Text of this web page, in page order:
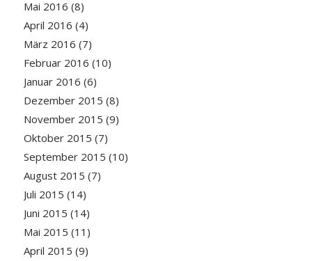
Mai 2016 (8)
April 2016 (4)
März 2016 (7)
Februar 2016 (10)
Januar 2016 (6)
Dezember 2015 (8)
November 2015 (9)
Oktober 2015 (7)
September 2015 (10)
August 2015 (7)
Juli 2015 (14)
Juni 2015 (14)
Mai 2015 (11)
April 2015 (9)